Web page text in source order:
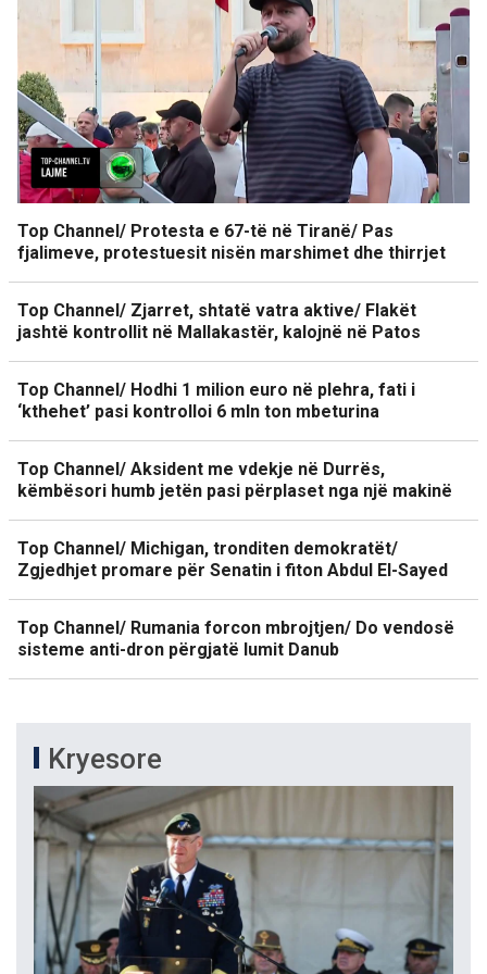
Top Channel/ Protesta e 67-të në Tiranë/ Pas
fjalimeve, protestuesit nisën marshimet dhe thirrjet
Top Channel/ Zjarret, shtatë vatra aktive/ Flakët
jashtë kontrollit në Mallakastër, kalojnë në Patos
Top Channel/ Hodhi 1 milion euro në plehra, fati i
‘kthehet’ pasi kontrolloi 6 mln ton mbeturina
Top Channel/ Aksident me vdekje në Durrës,
këmbësori humb jetën pasi përplaset nga një makinë
Top Channel/ Michigan, tronditen demokratët/
Zgjedhjet promare për Senatin i fiton Abdul El-Sayed
Top Channel/ Rumania forcon mbrojtjen/ Do vendosë
sisteme anti-dron përgjatë lumit Danub
Kryesore